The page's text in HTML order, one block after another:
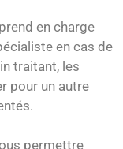
en charge
en cas de
traitant, les
pour un autre
permettre